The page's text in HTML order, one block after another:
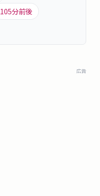
105分前後
広告